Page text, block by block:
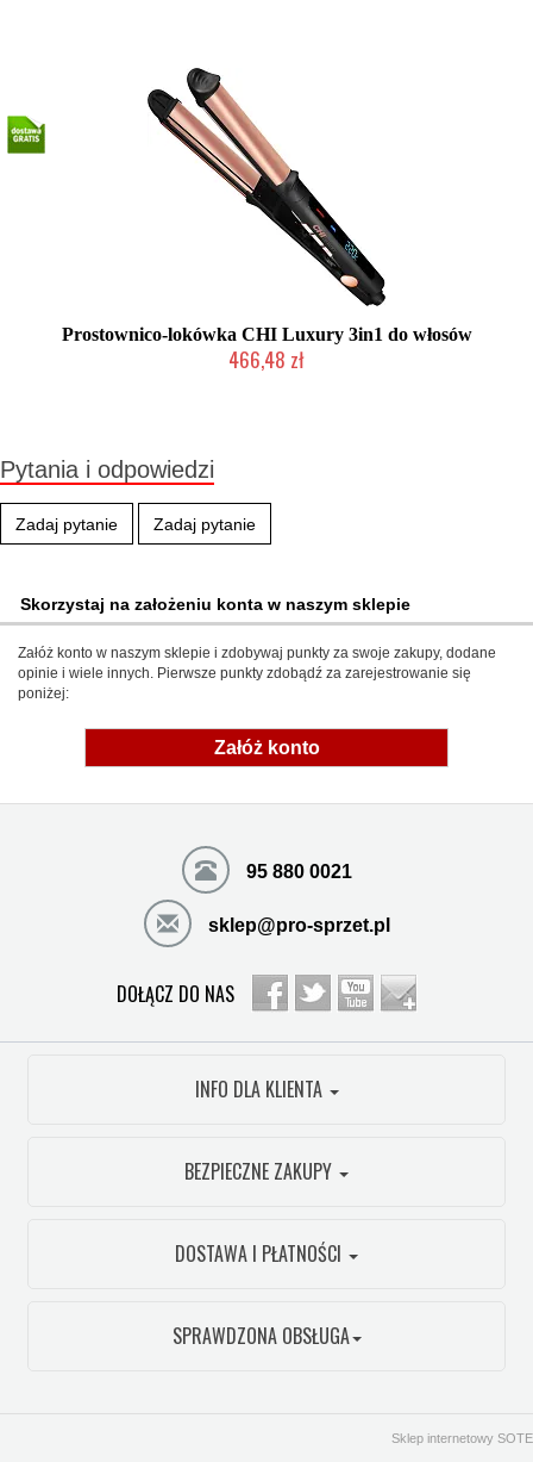
Prostownico-lokówka CHI Luxury 3in1 do włosów
466,48 zł
Pytania i odpowiedzi
Zadaj pytanie Zadaj pytanie
Skorzystaj na założeniu konta w naszym sklepie
Załóż konto w naszym sklepie i zdobywaj punkty za swoje zakupy, dodane
opinie i wiele innych. Pierwsze punkty zdobądź za zarejestrowanie się
poniżej:
Załóż konto
95 880 0021
sklep@pro-sprzet.pl
DOŁĄCZ DO NAS
INFO DLA KLIENTA
BEZPIECZNE ZAKUPY
DOSTAWA I PŁATNOŚCI
SPRAWDZONA OBSŁUGA
Sklep internetowy SOTE